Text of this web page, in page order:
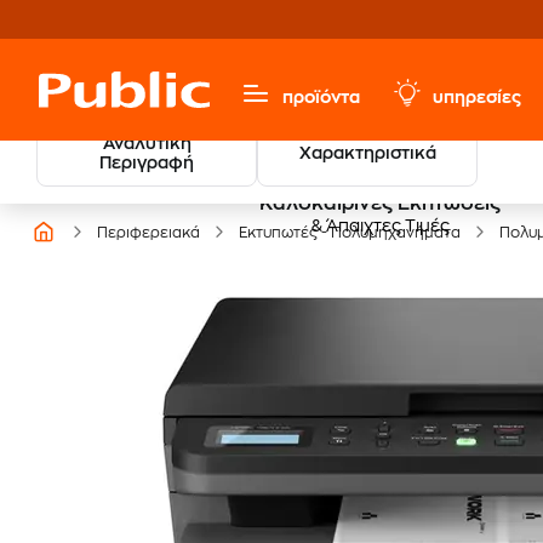
προϊόντα υπηρεσίες
Αναλυτική
Περιγραφή
Χαρακτηριστικά
Καλοκαιρινές Εκπτώσεις
& Άπαιχτες Τιμές
Περιφερειακά Εκτυπωτές - Πολυμηχανήματα